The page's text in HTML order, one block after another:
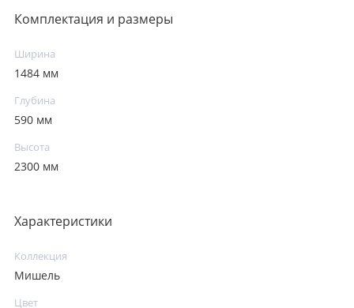
Комплектация и размеры
Ширина
1484 мм
Глубина
590 мм
Высота
2300 мм
Характеристики
Коллекция
Мишель
Цвет